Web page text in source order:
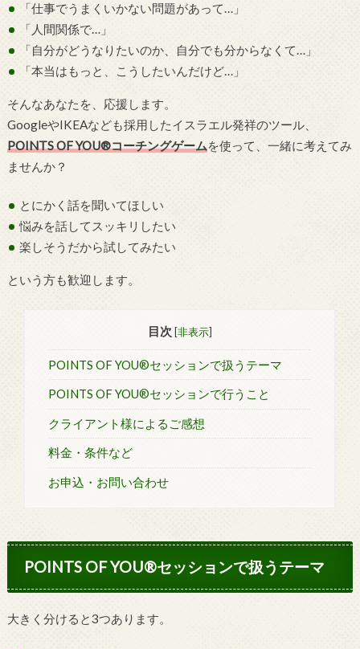
「仕事でうまくいかない問題があって…」
「人間関係で…」
「自分がどうなりたいのか、自分でも分からなくて…」
「本当はもっと、こうしたいんだけど…」
そんなあなたを、応援します。
GoogleやIKEAなども採用したイスラエル発祥のツール、
POINTS OF YOU®コーチングゲームを使って、一緒に考えてみ
ませんか？
とにかく話を聞いてほしい
悩みを話してスッキリしたい
楽しそうだから試してみたい
という方も歓迎します。
目次 [非表示]
POINTS OF YOU®セッションで扱うテーマ
POINTS OF YOU®セッションで行うこと
クライアント様によるご感想
料金・条件など
お申込・お問い合わせ
POINTS OF YOU®セッションで扱うテーマ
大きく分けると3つあります。